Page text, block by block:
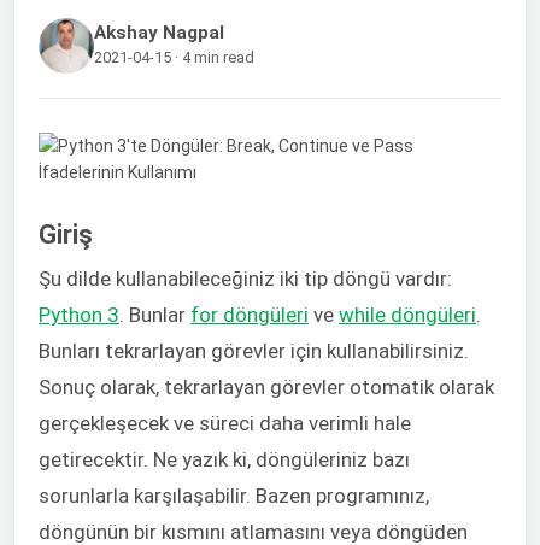
Akshay Nagpal
2021-04-15 · 4 min read
Giriş
Şu dilde kullanabileceğiniz iki tip döngü vardır:
Python 3 . Bunlar for döngüleri ve while döngüleri
Bunları tekrarlayan görevler için kullanabilirsiniz.
Sonuç olarak, tekrarlayan görevler otomatik olarak
gerçekleşecek ve süreci daha verimli hale
getirecektir. Ne yazık ki, döngüleriniz bazı
sorunlarla karşılaşabilir. Bazen programınız,
döngünün bir kısmını atlamasını veya döngüden